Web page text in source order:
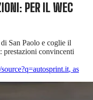
PER IL WEC
San Paolo e coglie il
prestazioni convincenti
, as